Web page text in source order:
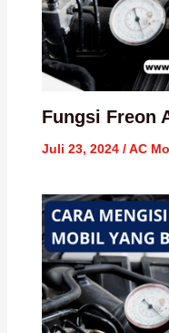
Fungsi Freon
Juli 23, 2024 /AC